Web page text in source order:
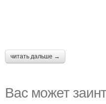
читать дальше →
Вас может